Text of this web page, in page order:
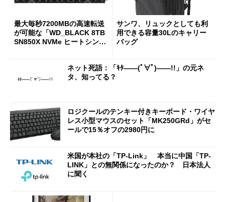
最大毎秒7200MBの高速転送
が可能な「WD_BLACK 8TB
SN850X NVMe ヒートシンク
サンワ、リュックとしても利
用できる容量30Lのキャリー
バッグ
ネット死語：「ｷﾀ――(ﾟ∀ﾟ)――!!」の元ネ
タ、知ってる？
ロジクールのテンキー付きキーボード・ワイヤ
レス小型マウスのセット「MK250GRd」がセ
ールで15％オフの2980円に
米国が本社の「TP-Link」 本当に中国「TP-
LINK」との無関係になったのか？ 日本法人
に聞く